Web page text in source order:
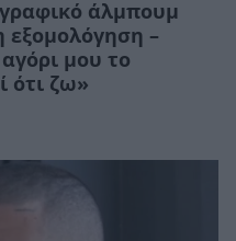
άλμπουμ
εξομολόγηση –
μου το
ότι ζω»